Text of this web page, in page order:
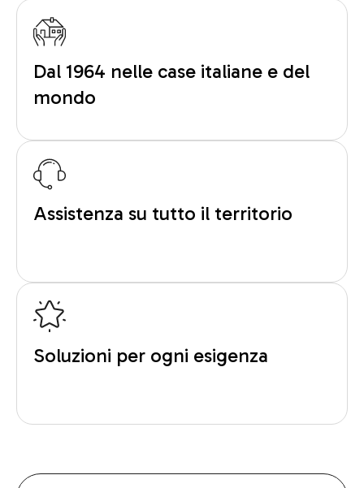
Dal 1964 nelle case italiane e del
mondo
Assistenza su tutto il territorio
Soluzioni per ogni esigenza